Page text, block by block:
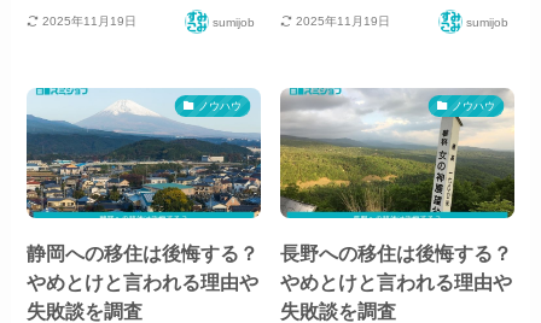
2025年11月19日 sumijob 2025年11月19日 sumijob
ノウハウ
静岡への移住は後悔する？
やめとけと言われる理由や
失敗談を調査
ノウハウ
長野への移住は後悔する？
やめとけと言われる理由や
失敗談を調査